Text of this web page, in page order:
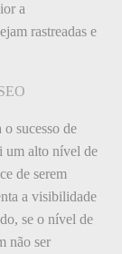
a
rastreadas e
sucesso de
um alto nível de
de serem
a visibilidade
se o nível de
não ser